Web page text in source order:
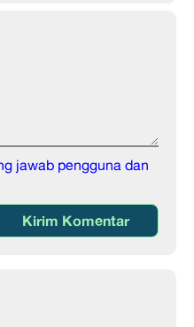
jawab pengguna dan
Kirim Komentar